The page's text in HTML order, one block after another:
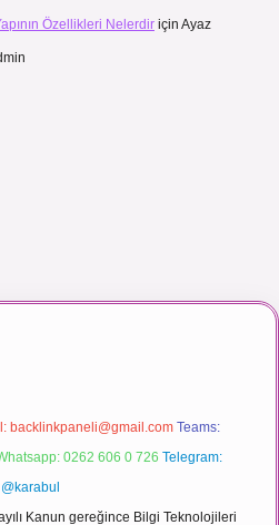
Özellikleri Nelerdir için Ayaz
backlinkpaneli@gmail.com Teams:
0262 606 0 726 Telegram:
@karabul
Kanun gereğince Bilgi Teknolojileri